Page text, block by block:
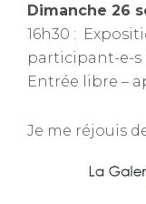
Dimanche 26
16h30 :
participant-e-s
Entrée libre –
Je me réjouis